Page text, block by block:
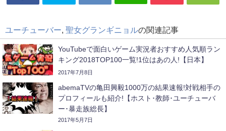
ユーチューバー 聖女グランギニョルの関連記事
YouTubeで面白いゲーム実況者おすすめ人気順ラン
キング2018TOP100一覧!1位はあの人!【日本】
2017年7月8日
abemaTVの亀田興毅1000万の結果速報!対戦相手の
プロフィールも紹介!【ホスト･教師･ユーチューバ
ー･暴走族総長】
2017年5月7日